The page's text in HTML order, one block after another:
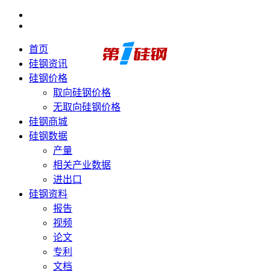
首页
硅钢资讯
硅钢价格
取向硅钢价格
无取向硅钢价格
硅钢商城
硅钢数据
产量
相关产业数据
进出口
硅钢资料
报告
视频
论文
专利
文档